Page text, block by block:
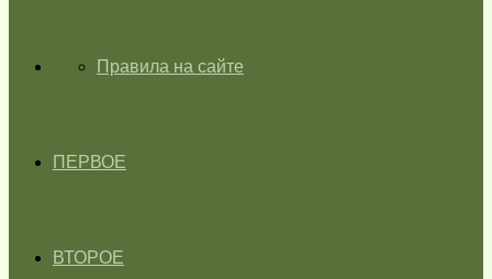
ГЛАВНАЯПравила на сайте
ПЕРВОЕ
ВТОРОЕ